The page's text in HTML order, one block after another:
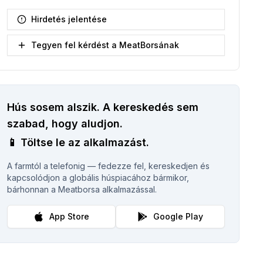
Hirdetés jelentése
Tegyen fel kérdést a MeatBorsának
Hús sosem alszik. A kereskedés sem
szabad, hogy aludjon.
📱 Töltse le az alkalmazást.
A farmtól a telefonig — fedezze fel, kereskedjen és
kapcsolódjon a globális húspiacához bármikor,
bárhonnan a Meatborsa alkalmazással.
App Store Google Play